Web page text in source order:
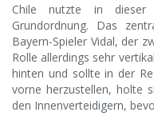
Chile nutzte in dieser
Grundordnung. Das
Bayern-Spieler Vidal, der
Rolle allerdings sehr
hinten und sollte in der
vorne herzustellen, holte
den Innenverteidigern,